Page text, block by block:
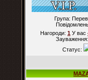
Група:
Нагороди: 1 У вас
Зауваження:
Статус: